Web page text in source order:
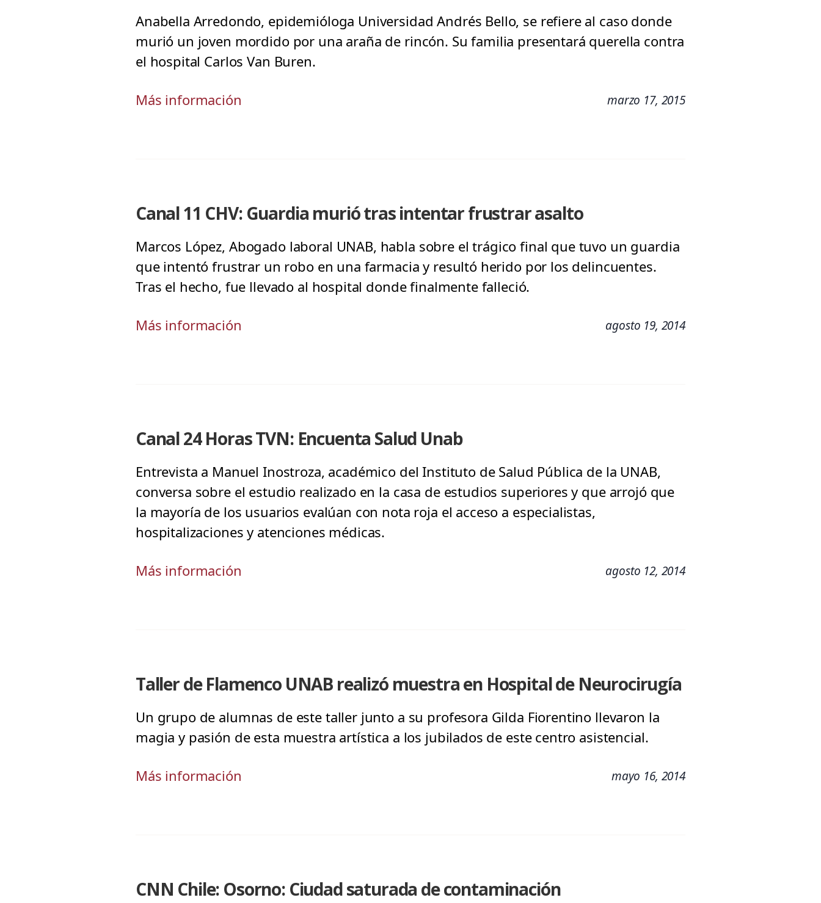
Anabella Arredondo, epidemióloga Universidad Andrés Bello, se refiere al caso donde
murió un joven mordido por una araña de rincón. Su familia presentará querella contra
el hospital Carlos Van Buren.
Más información marzo 17, 2015
Canal 11 CHV: Guardia murió tras intentar frustrar asalto
Marcos López, Abogado laboral UNAB, habla sobre el trágico final que tuvo un guardia
que intentó frustrar un robo en una farmacia y resultó herido por los delincuentes.
Tras el hecho, fue llevado al hospital donde finalmente falleció.
Más información agosto 19, 2014
Canal 24 Horas TVN: Encuenta Salud Unab
Entrevista a Manuel Inostroza, académico del Instituto de Salud Pública de la UNAB,
conversa sobre el estudio realizado en la casa de estudios superiores y que arrojó que
la mayoría de los usuarios evalúan con nota roja el acceso a especialistas,
hospitalizaciones y atenciones médicas.
Más información agosto 12, 2014
Taller de Flamenco UNAB realizó muestra en Hospital de Neurocirugía
Un grupo de alumnas de este taller junto a su profesora Gilda Fiorentino llevaron la
magia y pasión de esta muestra artística a los jubilados de este centro asistencial.
Más información mayo 16, 2014
CNN Chile: Osorno: Ciudad saturada de contaminación